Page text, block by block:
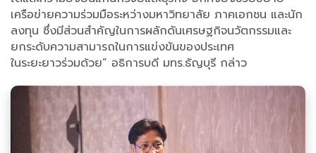
เครือข่ายความร่วมมือระหว่างมหาวิทยาลัย ภาคเอกชน และนัก
ลงทุน ซึ่งมีส่วนสำคัญในการผลักดันเศรษฐกิจนวัตกรรมและ
ยกระดับความสามารถในการแข่งขันของประเทศ
ในระยะยาวร่วมด้วย” อธิการบดี มทร.ธัญบุรี กล่าว